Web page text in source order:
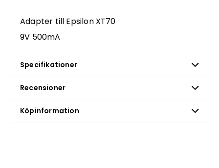
Adapter till Epsilon XT70
9V 500mA
Specifikationer
Recensioner
Köpinformation